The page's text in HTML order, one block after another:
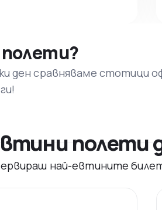
ден сравняваме стотици
полети
най-евтините